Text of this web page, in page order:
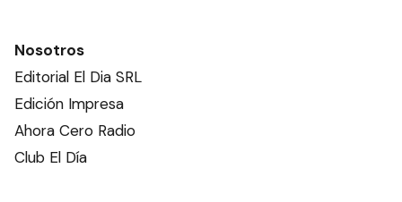
Nosotros
Editorial El Dia SRL
Edición Impresa
Ahora Cero Radio
Club El Día